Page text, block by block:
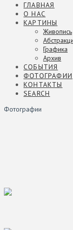
ГЛАВНАЯ
О НАС
КАРТИНЫ
Живопись
Графика
Архив
СОБЫТИЯ
ФОТОГРАФИИ
КОНТАКТЫ
SEARCH
Фотографии